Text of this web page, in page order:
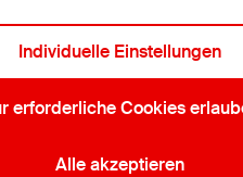
Individuelle Einstellungen
erforderliche Cookies
Alle akzeptieren